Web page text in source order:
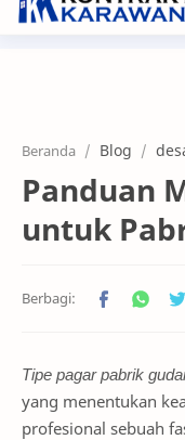
Beranda Blog
Panduan
untuk
Tipe pagar pabrik
yang menentukan
profesional sebuah